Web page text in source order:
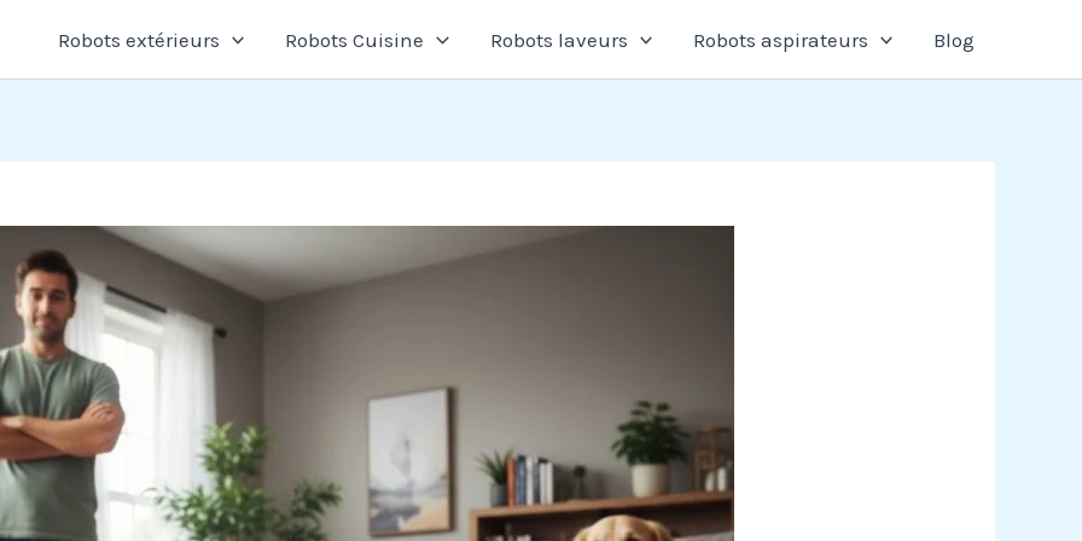
Robots extérieurs Robots Cuisine Robots laveurs Robots aspirateurs Blog